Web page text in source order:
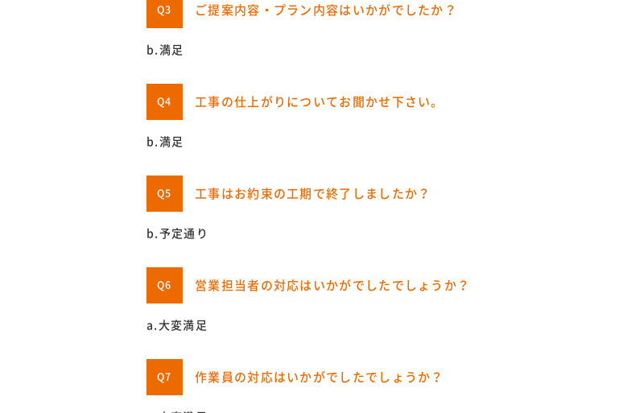
Q3 ご提案内容・プラン内容はいかがでしたか？
b.満足
Q4 工事の仕上がりについてお聞かせ下さい。
b.満足
Q5 工事はお約束の工期で終了しましたか？
b.予定通り
Q6 営業担当者の対応はいかがでしたでしょうか？
a.大変満足
Q7 作業員の対応はいかがでしたでしょうか？